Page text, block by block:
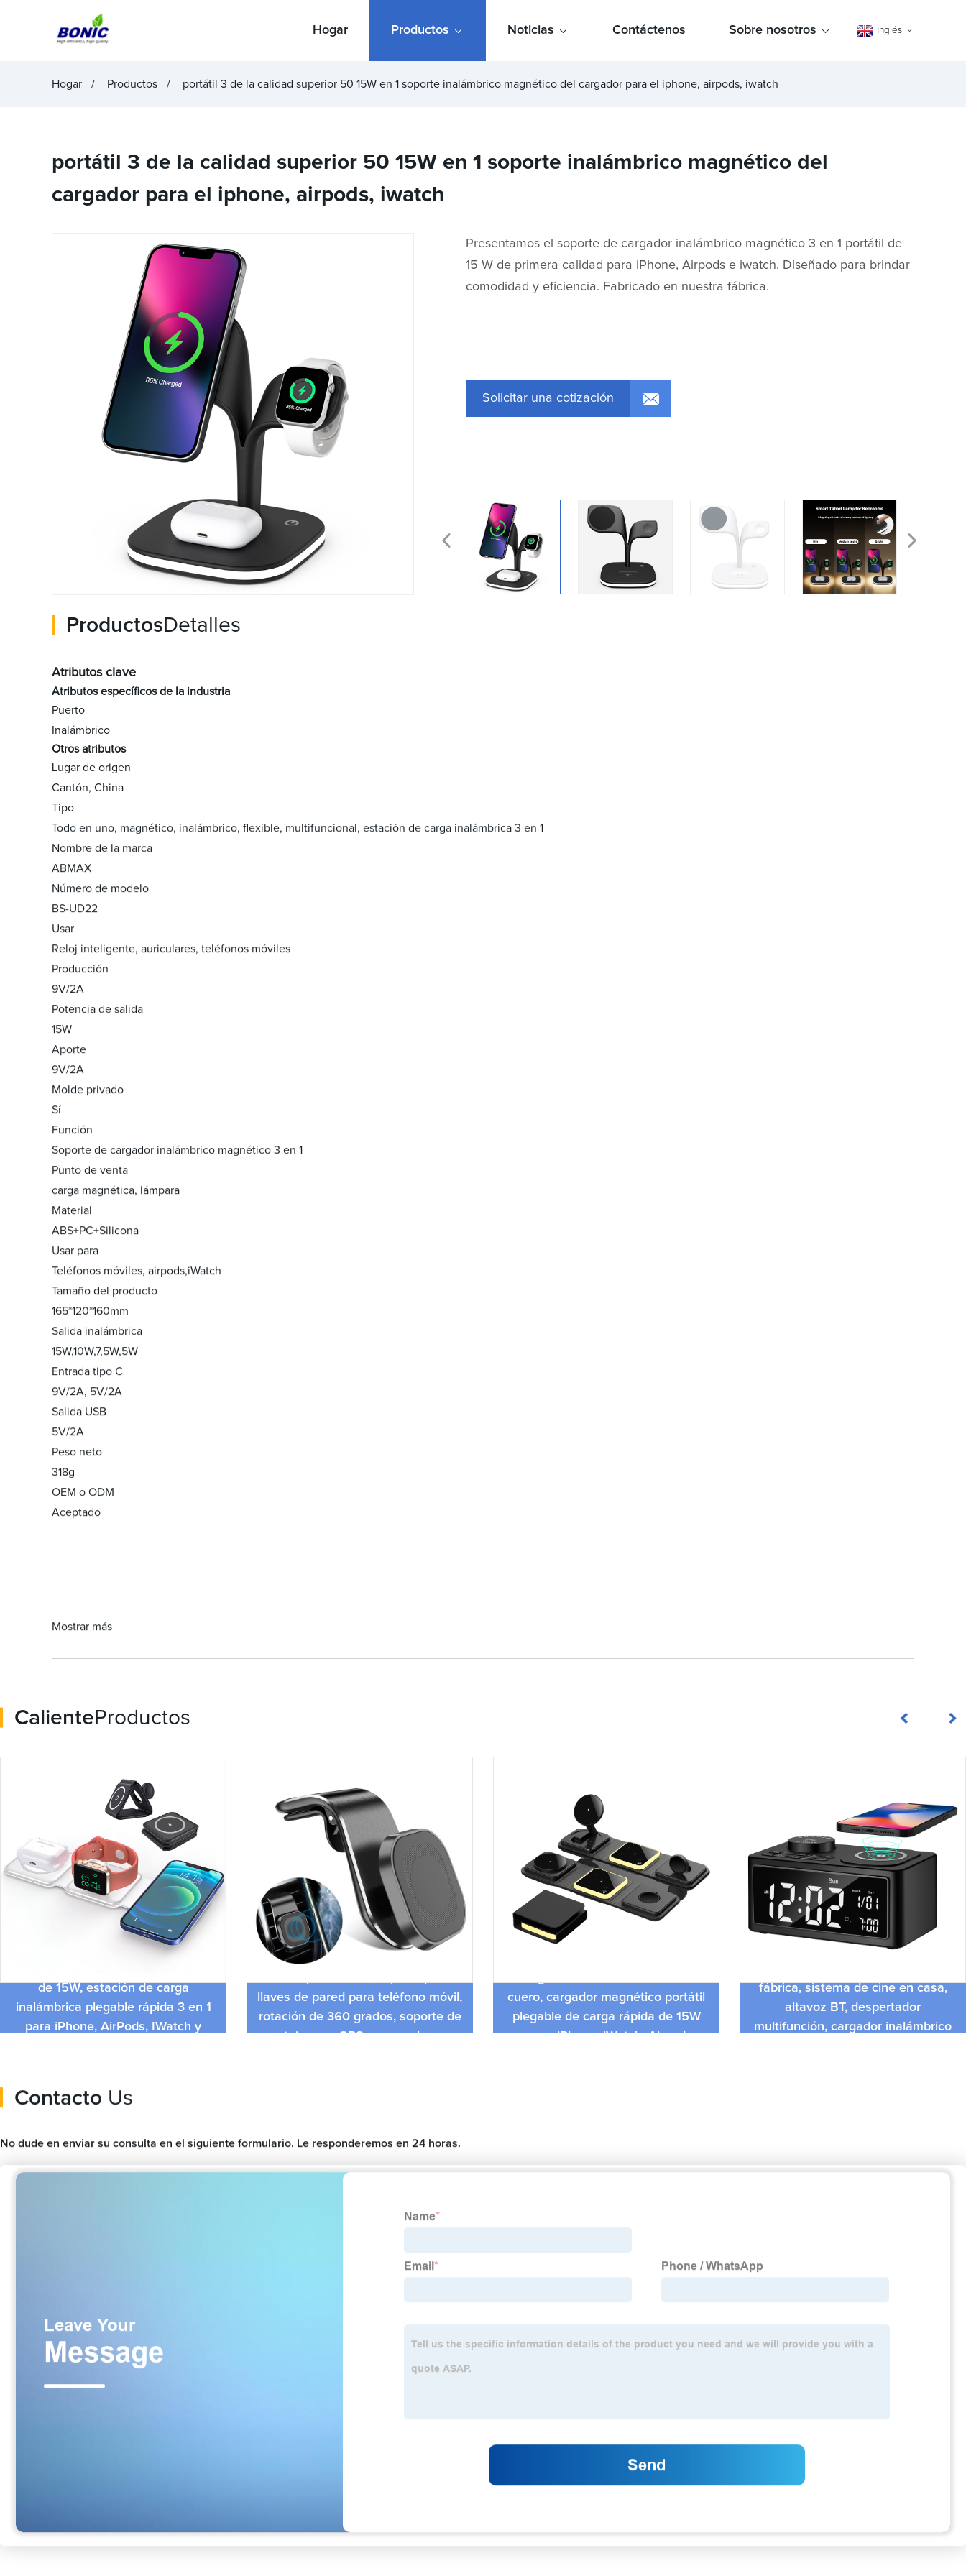
Hogar Productos Noticias Contáctenos Sobre nosotros Inglés
Hogar Productos portátil 3 de la calidad superior 50 15W en 1 soporte inalámbrico magnético del cargador para el iphone, airpods, iwatch
portátil 3 de la calidad superior 50 15W en 1 soporte inalámbrico magnético del
cargador para el iphone, airpods, iwatch
Presentamos el soporte de cargador inalámbrico magnético 3 en 1 portátil de
15 W de primera calidad para iPhone, Airpods e iwatch. Diseñado para brindar
comodidad y eficiencia. Fabricado en nuestra fábrica.
Solicitar una cotización
ProductosDetalles
Atributos clave
Atributos específicos de la industria
Puerto
Inalámbrico
Otros atributos
Lugar de origen
Cantón, China
Tipo
Todo en uno, magnético, inalámbrico, flexible, multifuncional, estación de carga inalámbrica 3 en 1
Nombre de la marca
ABMAX
Número de modelo
BS-UD22
Usar
Reloj inteligente, auriculares, teléfonos móviles
Producción
9V/2A
Potencia de salida
15W
Aporte
9V/2A
Molde privado
Sí
Función
Soporte de cargador inalámbrico magnético 3 en 1
Punto de venta
carga magnética, lámpara
Material
ABS+PC+Silicona
Usar para
Teléfonos móviles, airpods,iWatch
Tamaño del producto
165*120*160mm
Salida inalámbrica
15W,10W,7,5W,5W
Entrada tipo C
9V/2A, 5V/2A
Salida USB
5V/2A
Peso neto
318g
OEM o ODM
Aceptado
Mostrar más
CalienteProductos
de 15W, estación de carga
inalámbrica plegable rápida 3 en 1
para iPhone, AirPods, IWatch y
Mini soporte magnético Universal de
llaves de pared para teléfono móvil,
rotación de 360 ​​grados, soporte de
montaje para GPS para coche para
cuero, cargador magnético portátil
plegable de carga rápida de 15W
para iPhone, iWatch, Airpod
fábrica, sistema de cine en casa,
altavoz BT, despertador
multifunción, cargador inalámbrico
Contacto Us
No dude en enviar su consulta en el siguiente formulario. Le responderemos en 24 horas.